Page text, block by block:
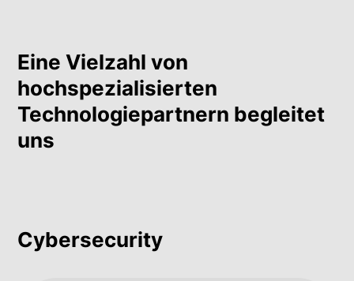
Eine Vielzahl von
hochspezialisierten
Technologiepartnern begleitet
uns
Cybersecurity